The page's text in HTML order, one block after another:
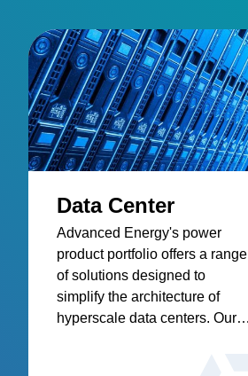
Data Center
Advanced Energy's power
product portfolio offers a range
of solutions designed to
simplify the architecture of
hyperscale data centers. Our